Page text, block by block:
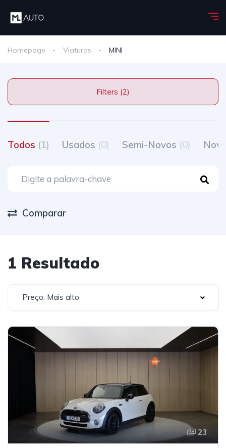
Homepage Viaturas MINI
Filters (2)
Todos (1) Usados (0) Semi-Novos (0)
Comparar
1 Resultado
Preço: Mais alto
23